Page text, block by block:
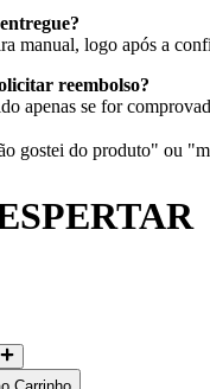
manual, logo após a
reembolso?
apenas se for
gostei do produto" ou